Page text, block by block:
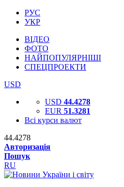
РУС
УКР
ВІДЕО
ФОТО
НАЙПОПУЛЯРНІШІ
СПЕЦПРОЕКТИ
USD
USD 44.4278
EUR 51.3281
Всі курси валют
44.4278
Авторизація
Пошук
RU